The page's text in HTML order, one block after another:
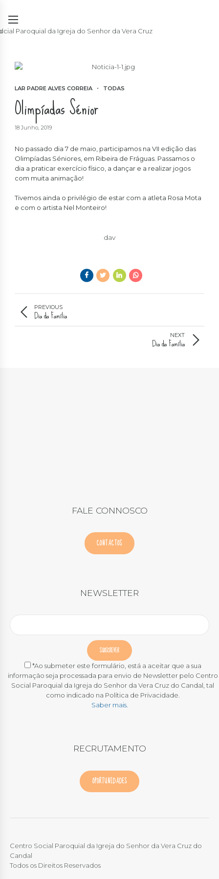
LAR PADRE ALVES CORREIA TODAS
Olimpíadas Sénior
18 Junho, 2019
No passado dia 7 de maio, participamos na VII edição das
Olimpíadas Séniores, em Ribeira de Fráguas. Passamos o
dia a praticar exercício físico, a dançar e a realizar jogos
com muita animação!
Tivemos ainda o privilégio de estar com a atleta Rosa Mota
e com o artista Nel Monteiro!
dav
PREVIOUS
Dia da Família
NEXT
Dia da Família
FALE CONNOSCO
CONTACTOS
NEWSLETTER
*Ao submeter este formulário, está a aceitar que a sua
informação seja processada para envio de Newsletter pelo Centro
Social Paroquial da Igreja do Senhor da Vera Cruz do Candal, tal
como indicado na Política de Privacidade.
Saber mais.
RECRUTAMENTO
OPORTUNIDADES
Centro Social Paroquial da Igreja do Senhor da Vera Cruz do
Candal
Todos os Direitos Reservados